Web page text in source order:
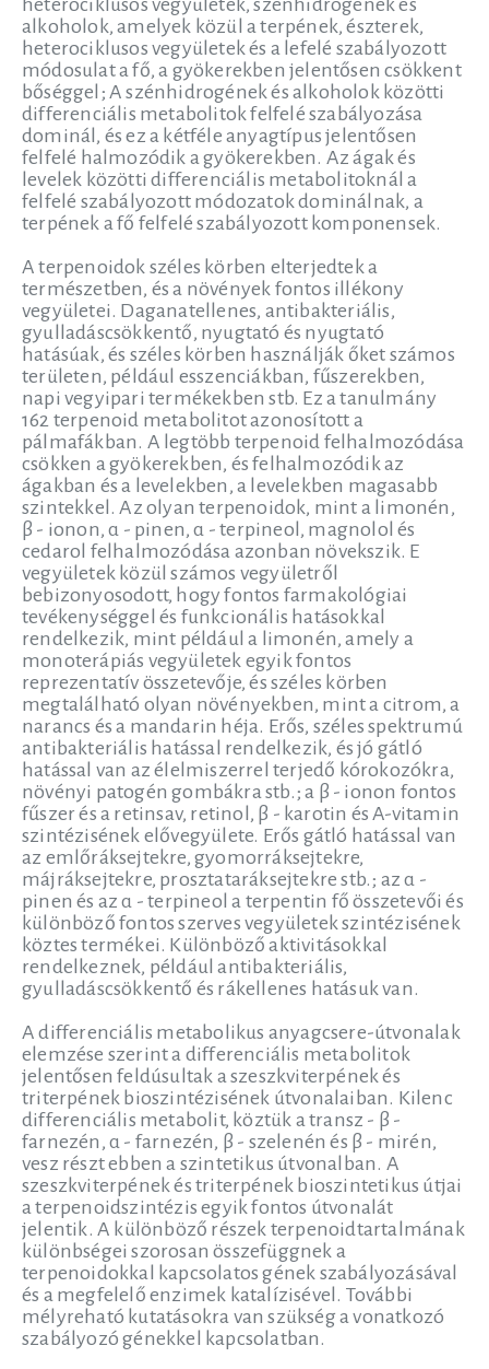
alkoholok, amelyek közül a terpének, észterek,
heterociklusos vegyületek és a lefelé szabályozott
módosulat a fő, a gyökerekben jelentősen csökkent
bőséggel; A szénhidrogének és alkoholok közötti
differenciális metabolitok felfelé szabályozása
dominál, és ez a kétféle anyagtípus jelentősen
felfelé halmozódik a gyökerekben. Az ágak és
levelek közötti differenciális metabolitoknál a
felfelé szabályozott módozatok dominálnak, a
terpének a fő felfelé szabályozott komponensek.
A terpenoidok széles körben elterjedtek a
természetben, és a növények fontos illékony
vegyületei. Daganatellenes, antibakteriális,
gyulladáscsökkentő, nyugtató és nyugtató
hatásúak, és széles körben használják őket számos
területen, például esszenciákban, fűszerekben,
napi vegyipari termékekben stb. Ez a tanulmány
162 terpenoid metabolitot azonosított a
pálmafákban. A legtöbb terpenoid felhalmozódása
csökken a gyökerekben, és felhalmozódik az
ágakban és a levelekben, a levelekben magasabb
szintekkel. Az olyan terpenoidok, mint a limonén,
β - ionon, α - pinen, α - terpineol, magnolol és
cedarol felhalmozódása azonban növekszik. E
vegyületek közül számos vegyületről
bebizonyosodott, hogy fontos farmakológiai
tevékenységgel és funkcionális hatásokkal
rendelkezik, mint például a limonén, amely a
monoterápiás vegyületek egyik fontos
reprezentatív összetevője, és széles körben
megtalálható olyan növényekben, mint a citrom, a
narancs és a mandarin héja. Erős, széles spektrumú
antibakteriális hatással rendelkezik, és jó gátló
hatással van az élelmiszerrel terjedő kórokozókra,
növényi patogén gombákra stb.; a β - ionon fontos
fűszer és a retinsav, retinol, β - karotin és A-vitamin
szintézisének elővegyülete. Erős gátló hatással van
az emlőráksejtekre, gyomorráksejtekre,
májráksejtekre, prosztataráksejtekre stb.; az α -
pinen és az α - terpineol a terpentin fő összetevői és
különböző fontos szerves vegyületek szintézisének
köztes termékei. Különböző aktivitásokkal
rendelkeznek, például antibakteriális,
gyulladáscsökkentő és rákellenes hatásuk van.
A differenciális metabolikus anyagcsere-útvonalak
elemzése szerint a differenciális metabolitok
jelentősen feldúsultak a szeszkviterpének és
triterpének bioszintézisének útvonalaiban. Kilenc
differenciális metabolit, köztük a transz - β -
farnezén, α - farnezén, β - szelenén és β - mirén,
vesz részt ebben a szintetikus útvonalban. A
szeszkviterpének és triterpének bioszintetikus útjai
a terpenoidszintézis egyik fontos útvonalát
jelentik. A különböző részek terpenoidtartalmának
különbségei szorosan összefüggnek a
terpenoidokkal kapcsolatos gének szabályozásával
és a megfelelő enzimek katalízisével. További
mélyreható kutatásokra van szükség a vonatkozó
szabályozó génekkel kapcsolatban.